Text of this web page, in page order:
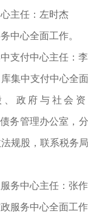
主任：左时杰
中心全面工作。
支付中心主任：
集中支付中心全
政府与社会
债务管理办公室，
规股，联系税务
务中心主任：张
服务中心全面工作